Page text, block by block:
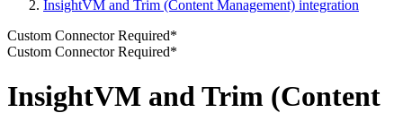
InsightVM and Trim (Content Management) integration
Custom Connector Required*
Custom Connector Required*
InsightVM and Trim (Content